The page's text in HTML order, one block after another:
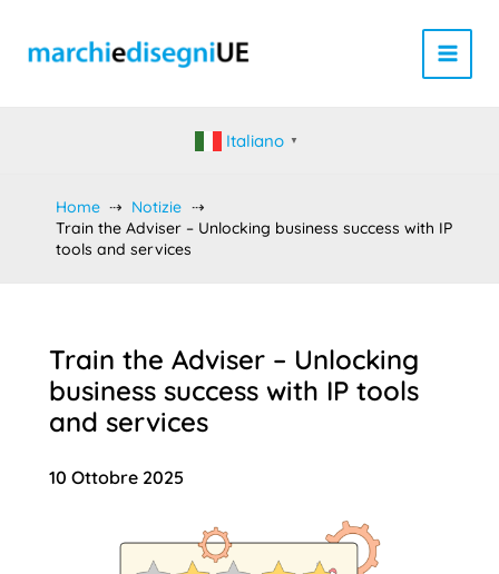
contenuto
Italiano ▼
Home
Notizie
Train the Adviser – Unlocking business success with IP
tools and services
Train the Adviser – Unlocking
business success with IP tools
and services
10 Ottobre 2025